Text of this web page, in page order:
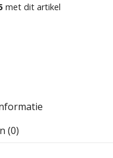
met dit artikel
(0)